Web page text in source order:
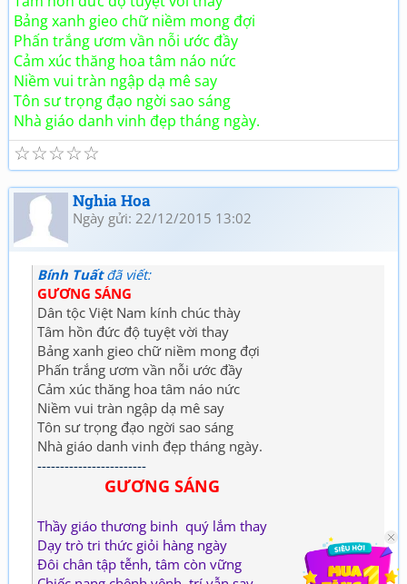
Bảng xanh gieo chữ niềm mong đợi
Phấn trắng ươm vần nỗi ước đầy
Cảm xúc thăng hoa tâm náo nức
Niềm vui tràn ngập dạ mê say
Tôn sư trọng đạo ngời sao sáng
Nhà giáo danh vinh đẹp tháng ngày.
☆
☆
☆
☆
☆
Nghia Hoa
Ngày gửi: 22/12/2015 13:02
Bính Tuấtđã viết:
GƯƠNG SÁNG
Dân tộc Việt Nam kính chúc thày
Tâm hồn đức độ tuyệt vời thay
Bảng xanh gieo chữ niềm mong đợi
Phấn trắng ươm vần nỗi ước đầy
Cảm xúc thăng hoa tâm náo nức
Niềm vui tràn ngập dạ mê say
Tôn sư trọng đạo ngời sao sáng
Nhà giáo danh vinh đẹp tháng ngày.
------------------------
GƯƠNG SÁNG
Thầy giáo thương binh quý lắm thay
Dạy trò tri thức giỏi hàng ngày
Đôi chân tập tễnh, tâm còn vững